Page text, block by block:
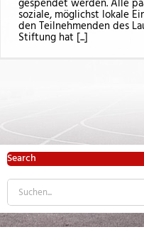
soziale, möglichst lokale
den Teilnehmenden des
Stiftung hat [...]
Search
Suche
nach: